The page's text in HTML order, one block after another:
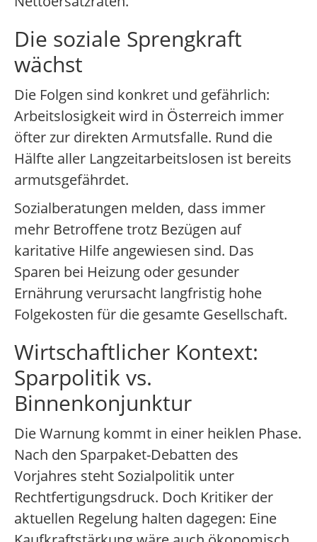
Die soziale Sprengkraft
wächst
Die Folgen sind konkret und gefährlich:
Arbeitslosigkeit wird in Österreich immer
öfter zur direkten Armutsfalle. Rund die
Hälfte aller Langzeitarbeitslosen ist bereits
armutsgefährdet.
Sozialberatungen melden, dass immer
mehr Betroffene trotz Bezügen auf
karitative Hilfe angewiesen sind. Das
Sparen bei Heizung oder gesunder
Ernährung verursacht langfristig hohe
Folgekosten für die gesamte Gesellschaft.
Wirtschaftlicher Kontext:
Sparpolitik vs.
Binnenkonjunktur
Die Warnung kommt in einer heiklen Phase.
Nach den Sparpaket-Debatten des
Vorjahres steht Sozialpolitik unter
Rechtfertigungsdruck. Doch Kritiker der
aktuellen Regelung halten dagegen: Eine